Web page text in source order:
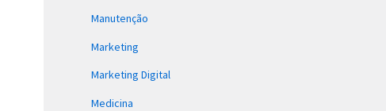
Manutenção
Marketing
Marketing Digital
Medicina